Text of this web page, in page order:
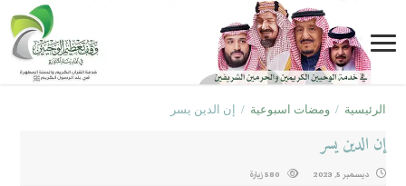
الرئيسية / ومضات اسبوعية / إن الدين يسر
إن الدين يسر
ديسمبر 5, 2023 580 زيارة